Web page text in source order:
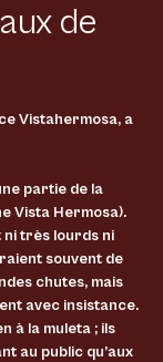
de
Vistahermosa, a
partie de la
Vista Hermosa).
ni très lourds ni
souvent de
chutes, mais
avec insistance.
à la muleta ; ils
au public qu’aux